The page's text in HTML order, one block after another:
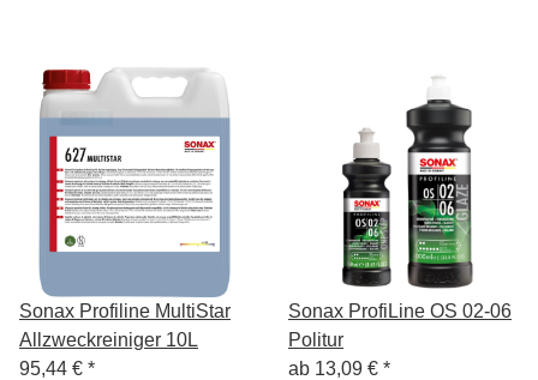
Sonax Profiline MultiStar
Allzweckreiniger 10L
95,44 € *
Sonax ProfiLine OS 02-06
Politur
ab 13,09 € *